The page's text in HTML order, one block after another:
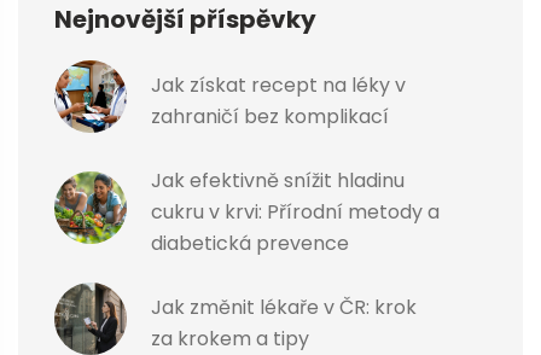
Nejnovější příspěvky
Jak získat recept na léky v
zahraničí bez komplikací
Jak efektivně snížit hladinu
cukru v krvi: Přírodní metody a
diabetická prevence
Jak změnit lékaře v ČR: krok
za krokem a tipy